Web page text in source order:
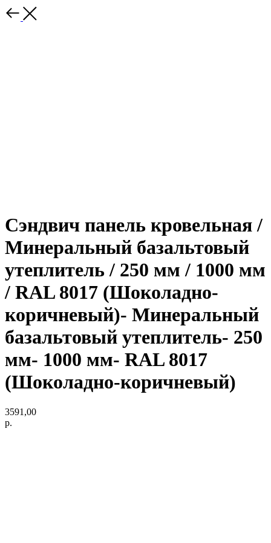
Сэндвич панель кровельная /
Минеральный базальтовый
утеплитель / 250 мм / 1000 мм
/ RAL 8017 (Шоколадно-
коричневый)- Минеральный
базальтовый утеплитель- 250
мм- 1000 мм- RAL 8017
(Шоколадно-коричневый)
3591,00
р.